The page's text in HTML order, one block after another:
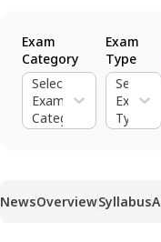
Exam
Category
Select
Exam
Category
Exam
Type
Select
Exam
Type
NewsOverviewSyllabus